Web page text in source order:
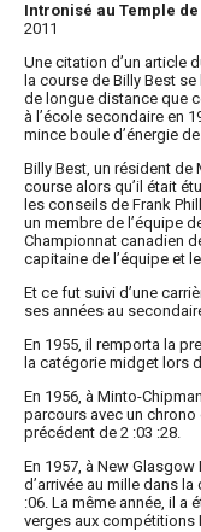
Intronisé au Temple
2011
Une citation d’un article
la course de Billy Best
de longue distance que
à l’école secondaire en
mince boule d’énergie
Billy Best, un résident de
course alors qu’il était
les conseils de Frank
un membre de l’équipe
Championnat canadien
capitaine de l’équipe et
Et ce fut suivi d’une
ses années au
En 1955, il remporta la
la catégorie midget lors
En 1956, à Minto-
parcours avec un chrono
précédent de 2 :03 :28.
En 1957, à New
d’arrivée au mille dans
:06. La même année, il a
verges aux compétitions